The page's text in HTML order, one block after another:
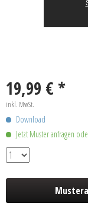
19,99 € *
inkl. MwSt.
Download
Jetzt Muster anfragen